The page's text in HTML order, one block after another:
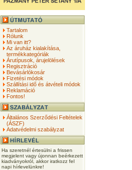
Tartalom
Rólunk
Mi van itt?
Az áruház kialakítása,
termékkategóriák
Árutípusok, árujelölések
Regisztráció
Bevásárlókosár
Fizetési módok
Szállítási idő és átvételi módok
Reklamáció
Fontos!
Általános Szerződési Feltételek
(ÁSZF)
Adatvédelmi szabályzat
Ha szeretnél értesülni a frissen
megjelent vagy újonnan beérkezett
kiadványokról, akkor iratkozz fel
napi hírlevelünkre!